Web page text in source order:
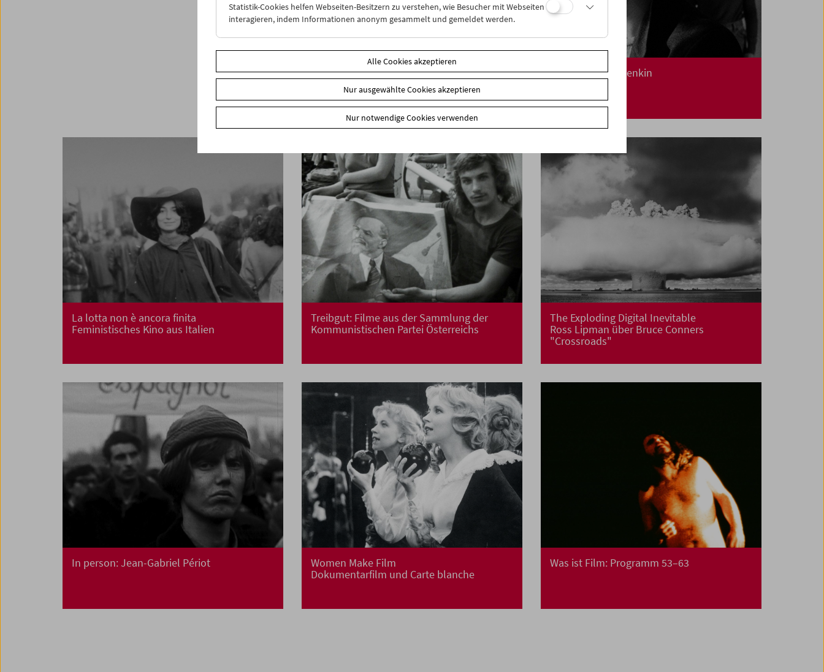
Buchpräsentation und Filme: "Guy Debord
– Das filmische Gesamtwerk"
Kinoreal: Mark Jenkin
La lotta non è ancora finita
Feministisches Kino aus Italien
Treibgut: Filme aus der Sammlung der
Kommunistischen Partei Österreichs
The Exploding Digital Inevitable
Ross Lipman über Bruce Conners
"Crossroads"
In person: Jean-Gabriel Périot
Women Make Film
Dokumentarfilm und Carte blanche
Was ist Film: Programm 53–63
Statistik-Cookies helfen Webseiten-Besitzern zu verstehen, wie Besucher mit Webseiten
interagieren, indem Informationen anonym gesammelt und gemeldet werden.
Alle Cookies akzeptieren
Nur ausgewählte Cookies akzeptieren
Nur notwendige Cookies verwenden